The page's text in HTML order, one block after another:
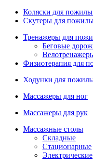
Коляски для
Скутеры для
Тренажеры для
Беговые
Физиотерапия для
Ходунки для
Массажеры для ног
Массажеры для рук
Массажные столы
Складные
Стационарные
Электрические